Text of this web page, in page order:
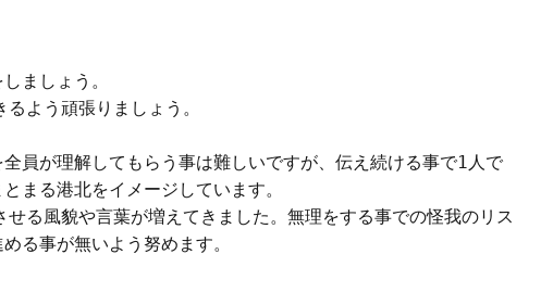
ましょう。
員が理解してもらう事は難しいですが、伝え続ける事で1人で
まる港北をイメージしています。
せる風貌や言葉が増えてきました。無理をする事での怪我のリス
る事が無いよう努めます。